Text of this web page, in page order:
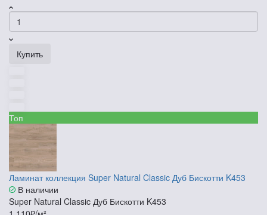
Купить
Топ
Ламинат коллекция Super Natural Classic Дуб Бискотти K453
В наличии
Super Natural Classic Дуб Бискотти K453